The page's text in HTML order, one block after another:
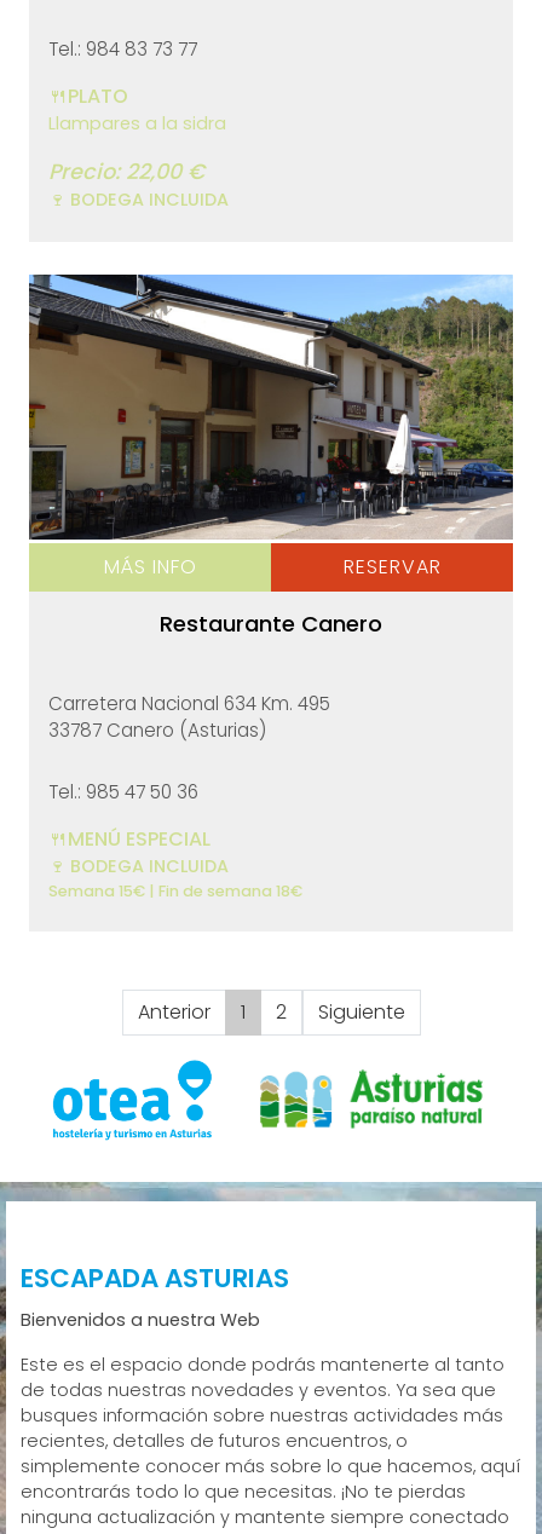
Tel.: 984 83 73 77
🍴PLATO
Llampares a la sidra
Precio: 22,00 €
🍷 BODEGA INCLUIDA
MÁS INFO RESERVAR
Restaurante Canero
Carretera Nacional 634 Km. 495
33787 Canero (Asturias)
Tel.: 985 47 50 36
🍴MENÚ ESPECIAL
🍷 BODEGA INCLUIDA
Semana 15€ | Fin de semana 18€
Anterior 1 2 Siguiente
ESCAPADA ASTURIAS
Bienvenidos a nuestra Web
Este es el espacio donde podrás mantenerte al tanto
de todas nuestras novedades y eventos. Ya sea que
busques información sobre nuestras actividades más
recientes, detalles de futuros encuentros, o
simplemente conocer más sobre lo que hacemos, aquí
encontrarás todo lo que necesitas. ¡No te pierdas
ninguna actualización y mantente siempre conectado